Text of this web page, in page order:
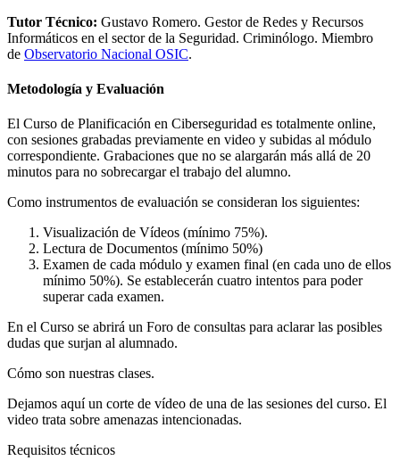
Tutor Técnico: Gustavo Romero. Gestor de Redes y Recursos
Informáticos en el sector de la Seguridad. Criminólogo. Miembro
de Observatorio Nacional OSIC.
Metodología y Evaluación
El Curso de Planificación en Ciberseguridad es totalmente online,
con sesiones grabadas previamente en video y subidas al módulo
correspondiente. Grabaciones que no se alargarán más allá de 20
minutos para no sobrecargar el trabajo del alumno.
Como instrumentos de evaluación se consideran los siguientes:
Visualización de Vídeos (mínimo 75%).
Lectura de Documentos (mínimo 50%)
Examen de cada módulo y examen final (en cada uno de ellos
mínimo 50%). Se establecerán cuatro intentos para poder
superar cada examen.
En el Curso se abrirá un Foro de consultas para aclarar las posibles
dudas que surjan al alumnado.
Cómo son nuestras clases.
Dejamos aquí un corte de vídeo de una de las sesiones del curso. El
video trata sobre amenazas intencionadas.
Requisitos técnicos